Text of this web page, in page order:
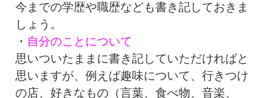
今までの学歴や職歴なども書き記しておきま
しょう。
・ 自分のことについて
思いついたままに書き記していただければと
思いますが、例えば趣味について、行きつけ
の店、好きなもの（言葉、食べ物、音楽、